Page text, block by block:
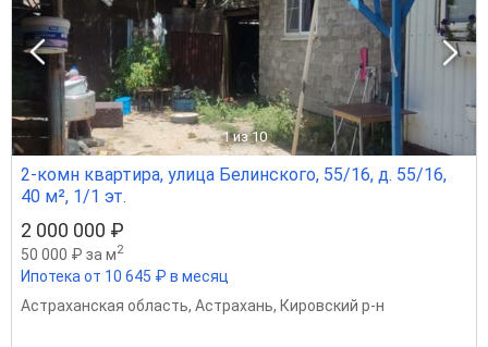
1 из 10
2-комн квартира, улица Белинского, 55/16, д. 55/16,
40 м², 1/1 эт.
2 000 000 ₽
50 000 ₽ за м2
Ипотека от 10 645 ₽ в месяц
Астраханская область, Астрахань, Кировский р-н